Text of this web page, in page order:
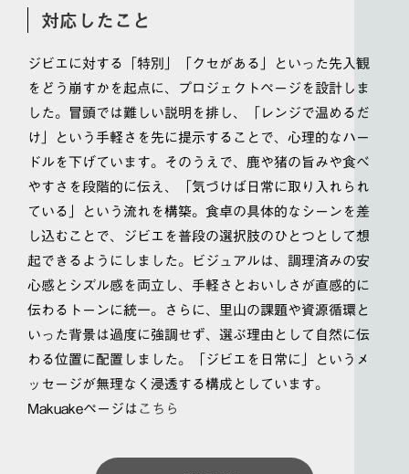
対応したこと
ジビエに対する「特別」「クセがある」といった先入観
をどう崩すかを起点に、プロジェクトページを設計しま
した。冒頭では難しい説明を排し、「レンジで温めるだ
け」という手軽さを先に提示することで、心理的なハー
ドルを下げています。そのうえで、鹿や猪の旨みや食べ
やすさを段階的に伝え、「気づけば日常に取り入れられ
ている」という流れを構築。食卓の具体的なシーンを差
し込むことで、ジビエを普段の選択肢のひとつとして想
起できるようにしました。ビジュアルは、調理済みの安
心感とシズル感を両立し、手軽さとおいしさが直感的に
伝わるトーンに統一。さらに、里山の課題や資源循環と
いった背景は過度に強調せず、選ぶ理由として自然に伝
わる位置に配置しました。「ジビエを日常に」というメ
ッセージが無理なく浸透する構成としています。
Makuakeページはこちら